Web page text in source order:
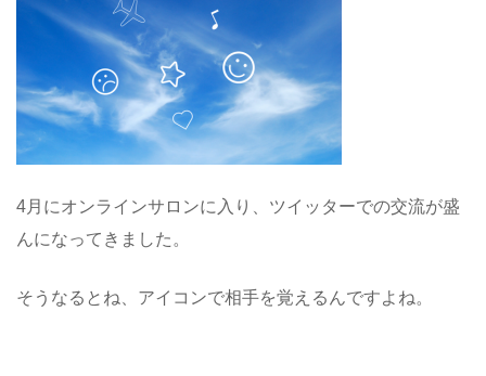
4月にオンラインサロンに入り、ツイッターでの交流が盛
んになってきました。
そうなるとね、アイコンで相手を覚えるんですよね。